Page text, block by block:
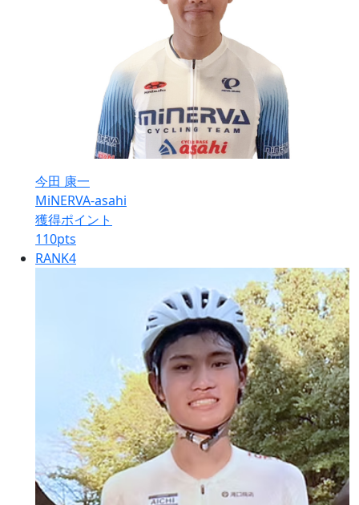
今田 康一
MiNERVA-asahi
獲得ポイント
110pts
RANK4